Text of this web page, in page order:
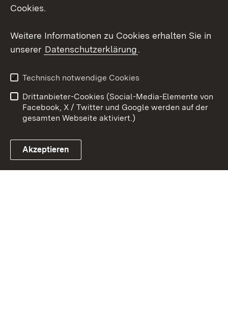
Youtube
Link zum Landesportal
Kontakt
Datenschutz
Barrierefreiheit
Impressum Cookies
Cookies.
Weitere Informationen zu Cookies erhalten Sie in
unserer Datenschutzerklärung.
Technisch notwendige Cookies
Drittanbieter-Cookies (Social-Media-Elemente von
Facebook, X / Twitter und Google werden auf der
gesamten Webseite aktiviert.)
Akzeptieren